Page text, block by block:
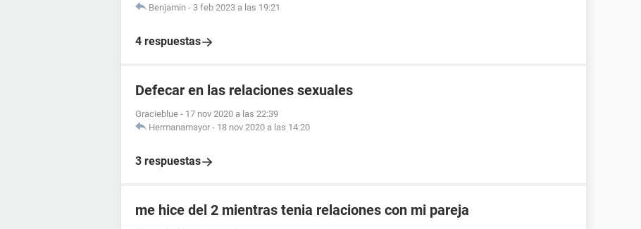
Benjamin - 3 feb 2023 a las 19:21
4 respuestas
Defecar en las relaciones sexuales
Gracieblue - 17 nov 2020 a las 22:39
Hermanamayor - 18 nov 2020 a las 14:20
3 respuestas
me hice del 2 mientras tenia relaciones con mi pareja